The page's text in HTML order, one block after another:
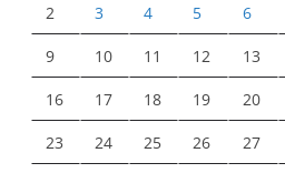
2 3 4 5 6
9 10 11 12 13
16 17 18 19 20
23 24 25 26 27